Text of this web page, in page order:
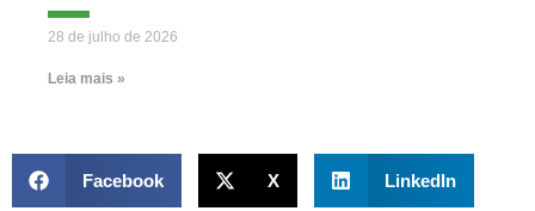
28 de julho de 2026
Leia mais »
Facebook X LinkedIn